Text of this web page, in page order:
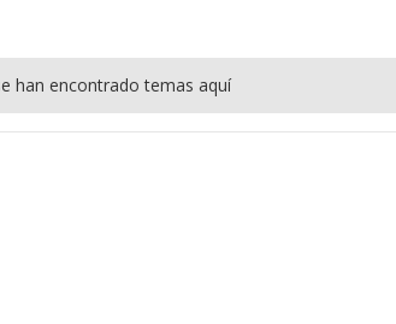
han encontrado temas aquí